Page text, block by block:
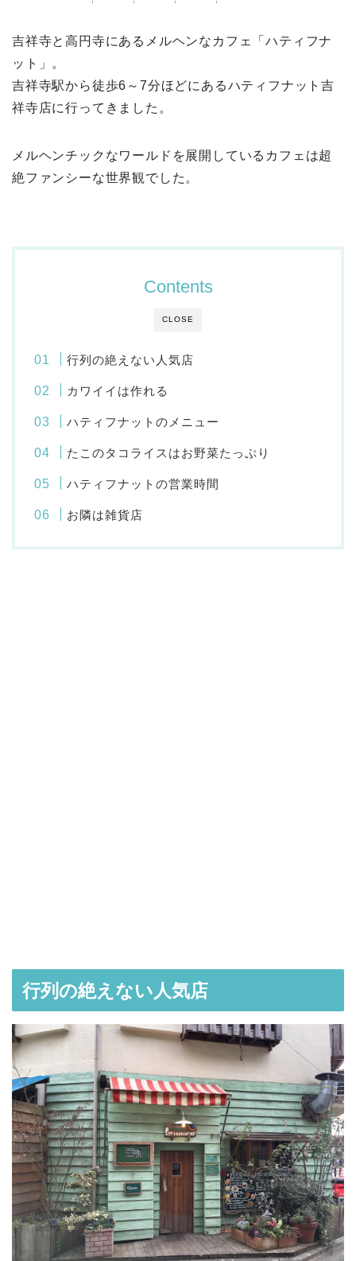
吉祥寺と高円寺にあるメルヘンなカフェ「ハティフナ
ット」。
吉祥寺駅から徒歩6～7分ほどにあるハティフナット吉
祥寺店に行ってきました。
メルヘンチックなワールドを展開しているカフェは超
絶ファンシーな世界観でした。
CLOSE
Contents
行列の絶えない人気店
カワイイは作れる
ハティフナットのメニュー
たこのタコライスはお野菜たっぷり
ハティフナットの営業時間
お隣は雑貨店
行列の絶えない人気店